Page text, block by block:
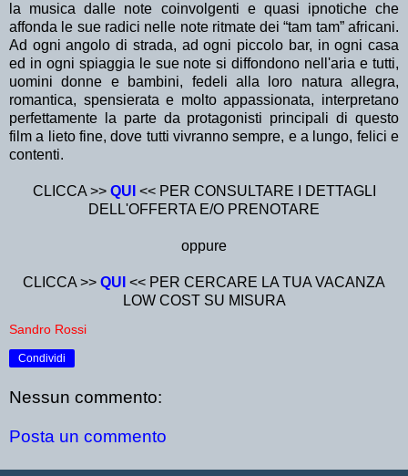
la musica dalle note coinvolgenti e quasi ipnotiche che
affonda le sue radici nelle note ritmate dei “tam tam” africani.
Ad ogni angolo di strada, ad ogni piccolo bar, in ogni casa
ed in ogni spiaggia le sue note si diffondono nell'aria e tutti,
uomini donne e bambini, fedeli alla loro natura allegra,
romantica, spensierata e molto appassionata, interpretano
perfettamente la parte da protagonisti principali di questo
film a lieto fine, dove tutti vivranno sempre, e a lungo, felici e
contenti.
CLICCA >> QUI << PER CONSULTARE I DETTAGLI
DELL'OFFERTA E/O PRENOTARE
oppure
CLICCA >> QUI << PER CERCARE LA TUA VACANZA
LOW COST SU MISURA
Sandro Rossi
Condividi
Nessun commento:
Posta un commento